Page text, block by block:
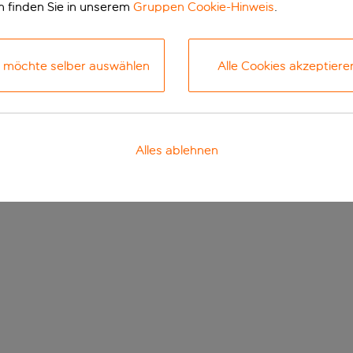
finden Sie in unserem Gruppen Cookie-Hinweis.
möchte selber auswählen Alle Cookies
Alles ablehnen